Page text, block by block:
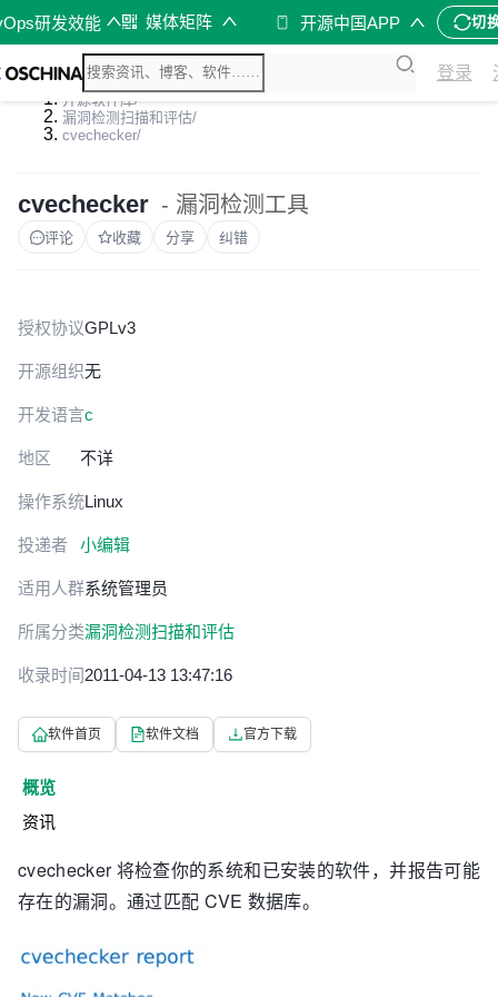
研发效能 媒体矩阵 开源中国APP 切
登录
开源软件库/
漏洞检测扫描和评估/
cvechecker/
cvechecker - 漏洞检测工具
评论 收藏 分享 纠错
授权协议GPLv3
开源组织无
开发语言c
地区 不详
操作系统Linux
投递者 小编辑
适用人群系统管理员
所属分类漏洞检测扫描和评估
收录时间2011-04-13 13:47:16
软件首页 软件文档 官方下载
概览
资讯
cvechecker 将检查你的系统和已安装的软件，并报告可能
存在的漏洞。通过匹配 CVE 数据库。